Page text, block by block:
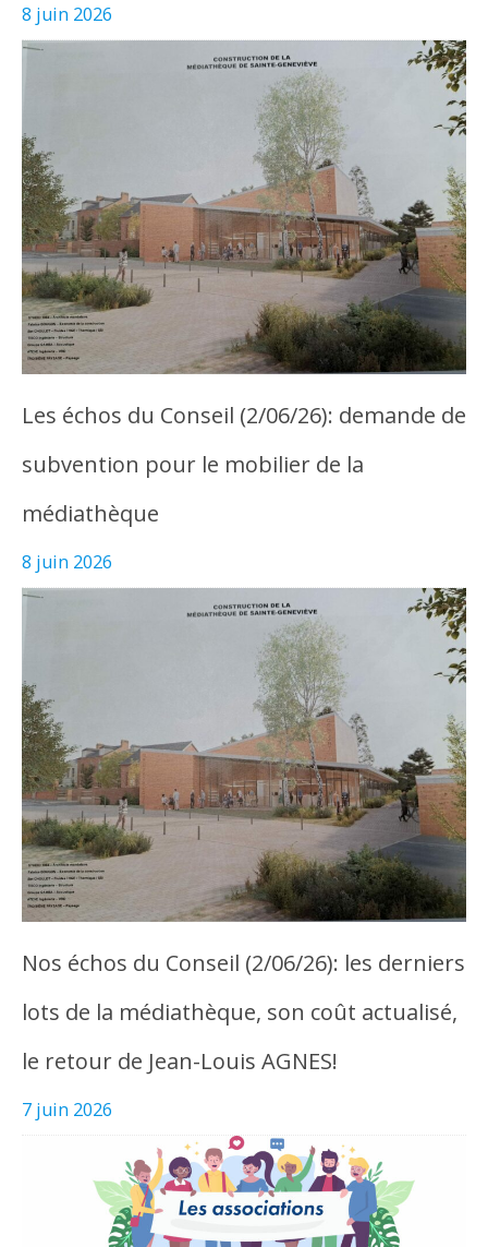
8 juin 2026
Les échos du Conseil (2/06/26): demande de
subvention pour le mobilier de la
médiathèque
8 juin 2026
Nos échos du Conseil (2/06/26): les derniers
lots de la médiathèque, son coût actualisé,
le retour de Jean-Louis AGNES!
7 juin 2026